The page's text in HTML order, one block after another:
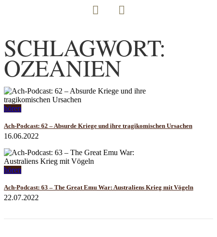
SCHLAGWORT:
OZEANIEN
hören
Ach-Podcast: 62 – Absurde Kriege und ihre tragikomischen Ursachen
16.06.2022
hören
Ach-Podcast: 63 – The Great Emu War: Australiens Krieg mit Vögeln
22.07.2022